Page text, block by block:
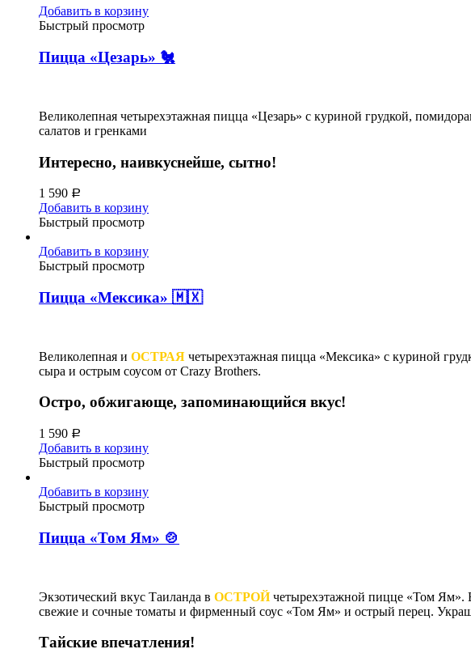
Добавить в корзину
Быстрый просмотр
Пицца «Цезарь» 🐔
Великолепная четырехэтажная пицца «Цезарь» с куриной грудкой,
салатов и гренками
Интересно, наивкуснейше, сытно!
1 590 Р
Добавить в корзину
Быстрый просмотр
Добавить в корзину
Быстрый просмотр
Пицца «Мексика» 🇲🇽
Великолепная и ОСТРАЯ четырехэтажная пицца «Мексика» с куриной
сыра и острым соусом от Crazy Brothers.
Остро, обжигающе, запоминающийся вкус!
1 590 Р
Добавить в корзину
Быстрый просмотр
Добавить в корзину
Быстрый просмотр
Пицца «Том Ям» 🍲
Экзотический вкус Таиланда в ОСТРОЙчетырехэтажной пицце «Том Ям».
свежие и сочные томаты и фирменный соус «Том Ям» и острый перец.
Тайские впечатления!